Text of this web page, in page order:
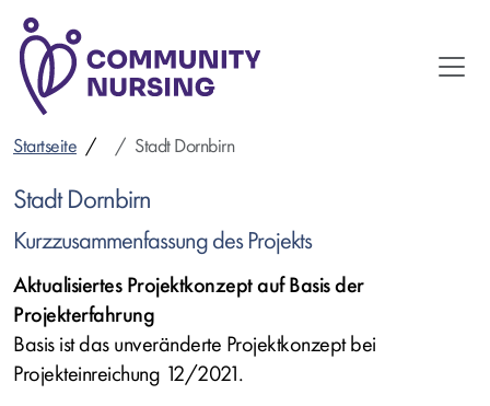
Direkt
zum
Inhalt
Startseite Stadt Dornbirn
Stadt Dornbirn
Kurzzusammenfassung des Projekts
Aktualisiertes Projektkonzept auf Basis der
Projekterfahrung
Basis ist das unveränderte Projektkonzept bei
Projekteinreichung 12/2021.